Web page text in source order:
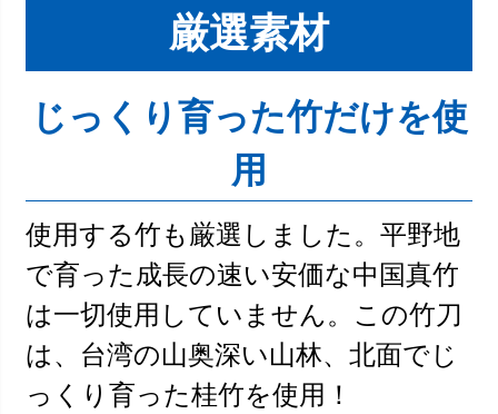
厳選素材
じっくり育った竹だけを使
用
使用する竹も厳選しました。平野地
で育った成長の速い安価な中国真竹
は一切使用していません。この竹刀
は、台湾の山奥深い山林、北面でじ
っくり育った桂竹を使用！